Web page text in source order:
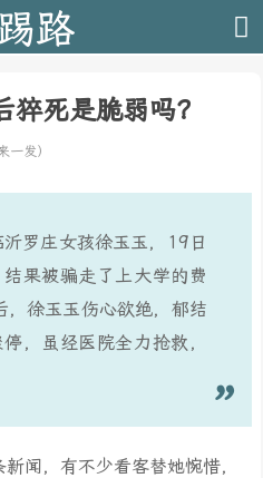
路
死是脆弱吗？
一发）
罗庄女孩徐玉玉，19日
果被骗走了上大学的费
徐玉玉伤心欲绝，郁结
，虽经医院全力抢救，
闻，有不少看客替她惋惜，